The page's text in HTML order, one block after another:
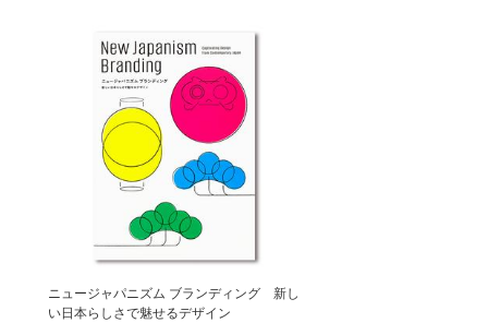
ニュージャパニズム ブランディング 新し
い日本らしさで魅せるデザイン